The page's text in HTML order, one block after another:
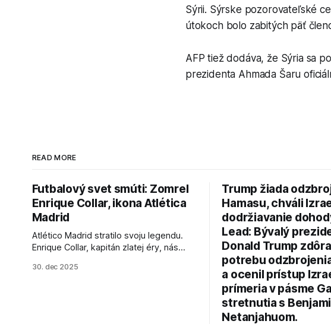
Sýrii. Sýrske pozorovateľské
útokoch bolo zabitých päť
AFP tiež dodáva, že Sýria sa
prezidenta Ahmada Šaru
READ MORE
Futbalový svet smúti: Zomrel
Enrique Collar, ikona Atlética
Madrid
Atlético Madrid stratilo svoju legendu.
Enrique Collar, kapitán zlatej éry, nás
jeho úspechy a odkaz.
30. dec 2025
Trump žiada
Hamasu, chváli
dodržiavanie
Lead: Bývalý
Donald Trump
potrebu
a ocenil prístup
prímeria v pásme
stretnutia s
Netanjahuom.